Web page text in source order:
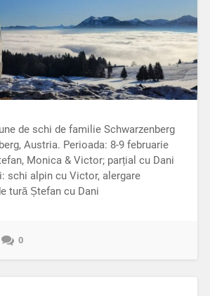
de schi de familie Schwarzenberg
Austria. Perioada: 8-9 februarie
Monica & Victor; parțial cu Dani
schi alpin cu Victor, alergare
tură Ștefan cu Dani
0